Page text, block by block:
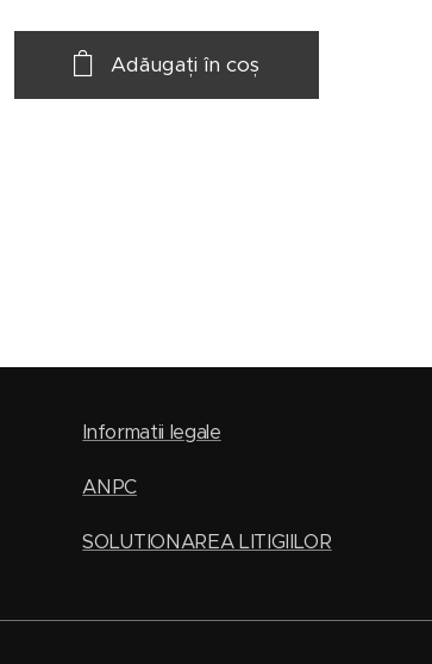
Adăugați în coș
Informatii legale
ANPC
SOLUTIONAREA LITIGIILOR